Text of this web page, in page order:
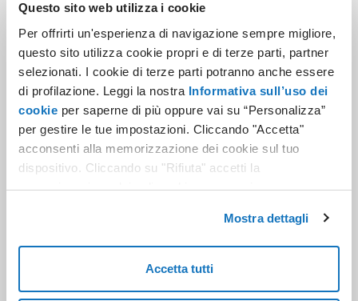
Questo sito web utilizza i cookie
Per offrirti un'esperienza di navigazione sempre migliore,
questo sito utilizza cookie propri e di terze parti, partner
selezionati. I cookie di terze parti potranno anche essere
di profilazione. Leggi la nostra Informativa sull’uso dei
cookie per saperne di più oppure vai su “Personalizza”
per gestire le tue impostazioni. Cliccando "Accetta"
acconsenti alla memorizzazione dei cookie sul tuo
dispositivo. Cliccando su "Rifiuta" accetti la
memorizzazione dei soli cookie necessari.
Mostra dettagli
Accetta tutti
semplici, economici, sicuri e legalmente validi
I vantaggi strategici e funzionali di un approccio
digital by design
Sono intervenuti
Giulio Nicelli, Senior Research Osservatorio
Cloud Transformation e Practice Leader
Sistemi Informativi e Governance dei Dati,
Politecnico di Milano
Solution Manager, Aruba Enterprise
Modera